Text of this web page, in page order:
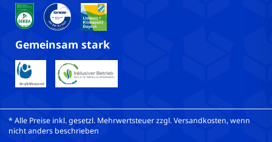
Gemeinsam stark
* Alle Preise inkl. gesetzl. Mehrwertsteuer zzgl. Versandkosten, wenn
nicht anders beschrieben